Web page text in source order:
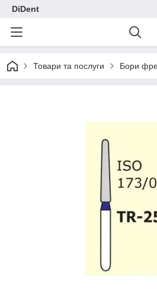
DiDent
Товари та послуги Бори